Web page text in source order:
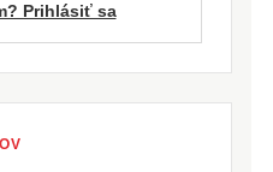
Prihlásiť sa